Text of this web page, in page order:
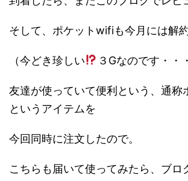
そして、ポケットwifiも今月には解約
（今どき珍しい ３Gなのです・・
友達が使っていて便利という、通称
というアイテムを
今回同時に注文したので。
こちらも届いて使ってみたら、ブロ